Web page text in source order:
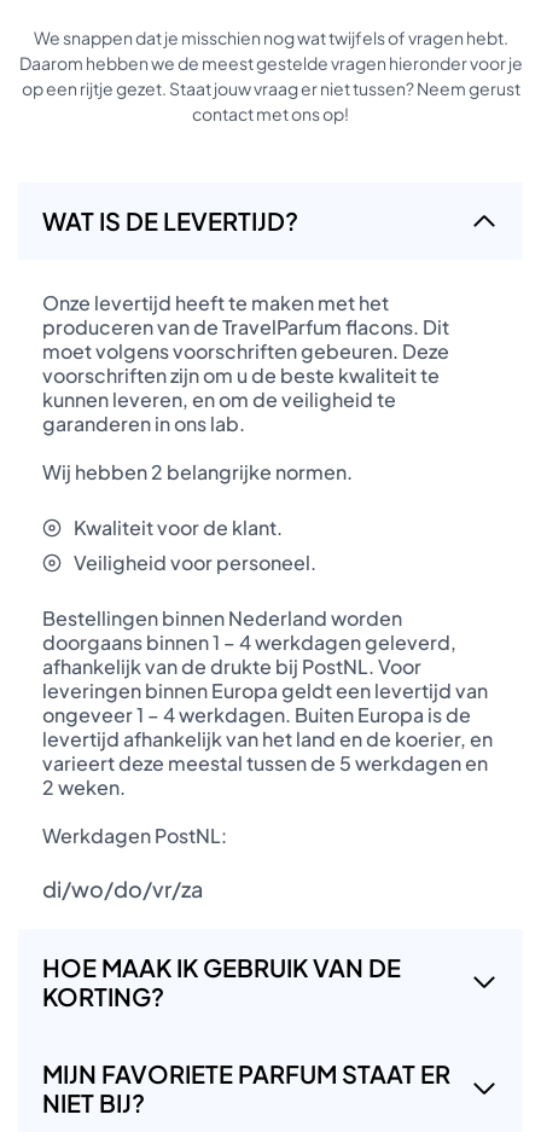
We snappen dat je misschien nog wat twijfels of vragen hebt.
Daarom hebben we de meest gestelde vragen hieronder voor je
op een rijtje gezet. Staat jouw vraag er niet tussen? Neem gerust
contact met ons op!
WAT IS DE LEVERTIJD?
Onze levertijd heeft te maken met het
produceren van de TravelParfum flacons. Dit
moet volgens voorschriften gebeuren. Deze
voorschriften zijn om u de beste kwaliteit te
kunnen leveren, en om de veiligheid te
garanderen in ons lab.
Wij hebben 2 belangrijke normen.
Kwaliteit voor de klant.
Veiligheid voor personeel.
Bestellingen binnen Nederland worden
doorgaans binnen 1 – 4 werkdagen geleverd,
afhankelijk van de drukte bij PostNL. Voor
leveringen binnen Europa geldt een levertijd van
ongeveer 1 – 4 werkdagen. Buiten Europa is de
levertijd afhankelijk van het land en de koerier, en
varieert deze meestal tussen de 5 werkdagen en
2 weken.
Werkdagen PostNL:
di/wo/do/vr/za
HOE MAAK IK GEBRUIK VAN DE
KORTING?
MIJN FAVORIETE PARFUM STAAT ER
NIET BIJ?